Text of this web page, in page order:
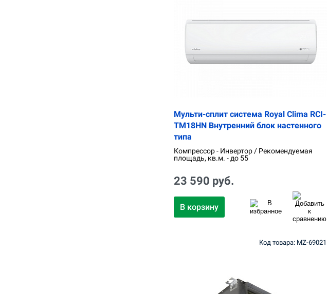
Мульти-сплит система Royal Clima RCI-
TM18HN Внутренний блок настенного
типа
Компрессор - Инвертор / Рекомендуемая
площадь, кв.м. - до 55
23 590 руб.
В корзину
Код товара: MZ-69021